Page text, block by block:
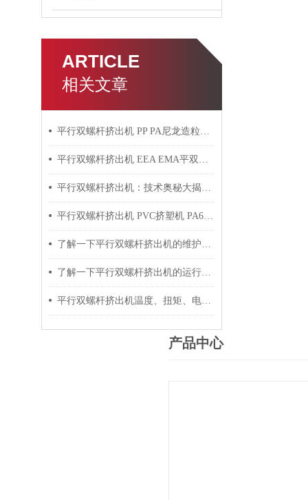
ARTICLE
相关文章
平行双螺杆挤出机 PP PA尼龙造粒机技术参数
平行双螺杆挤出机 EEA EMA平双挤出机 双螺杆挤出机技术参数
平行双螺杆挤出机：技术奥秘大揭秘！
平行双螺杆挤出机 PVC挤塑机 PA6+玻纤挤出造粒机技术参数
了解一下平行双螺杆挤出机的维护保养方法吧
了解一下平行双螺杆挤出机的运行过程吧
平行双螺杆挤出机温度、扭矩、电流控制要点
产品中心